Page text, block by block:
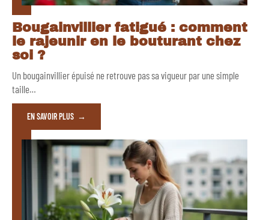
Bougainvillier fatigué : comment
le rajeunir en le bouturant chez
soi ?
Un bougainvillier épuisé ne retrouve pas sa vigueur par une simple
taille…
EN SAVOIR PLUS